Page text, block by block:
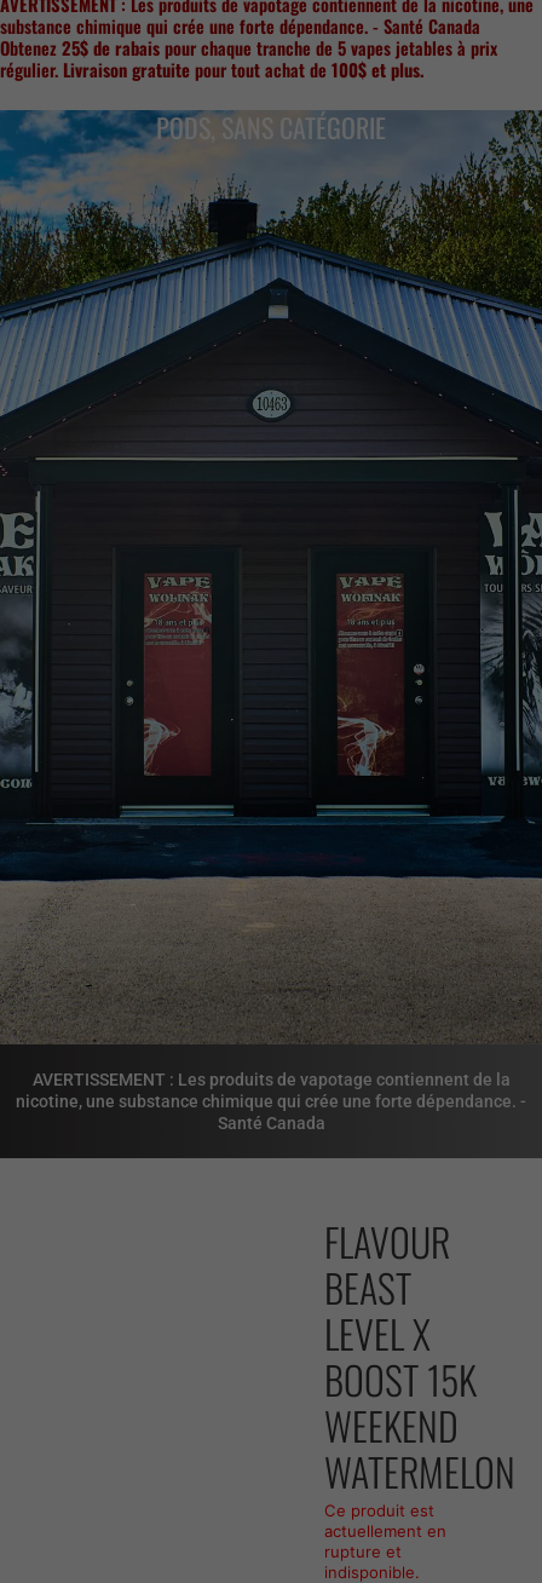
substance chimique qui crée une forte dépendance. - Santé Canada
Obtenez 25$ de rabaispour chaque tranche de 5 vapes jetables à prix
régulier. Livraison gratuitepour tout achat de 100$ et plus.
PODS, SANS CATÉGORIE
AVERTISSEMENT : Les produits de vapotage contiennent de la
nicotine, une substance chimique qui crée une forte dépendance. -
Santé Canada
FLAVOUR
BEAST
LEVEL X
BOOST 15K
WEEKEND
WATERMELON
Ce produit est
actuellement en
rupture et
indisponible.